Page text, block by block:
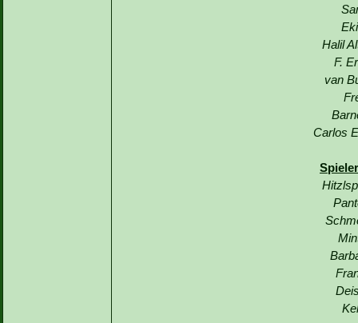
Halil
F.
van
Carlos